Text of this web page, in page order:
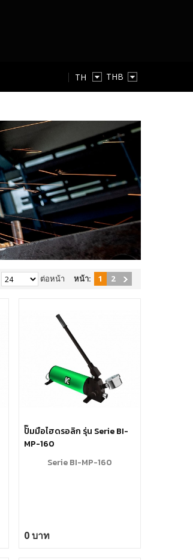
TH
TH
หน้า: 1 2
ต่อหน้า
ปั๊มมือไฮดรอลิก รุ่น Serie BI-
MP-160
Serie BI-MP-160
0 บาท